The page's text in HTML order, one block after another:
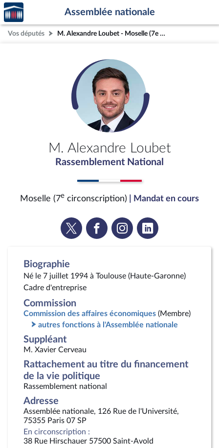
Aller au contenu
Aller en bas de la page
Accèder
à la
page
d'accueil
Assemblée nationale
Vos députés M. Alexandre Loubet - Moselle (7e circonscription)
M. Alexandre Loubet
Rassemblement National
Moselle (7e circonscription) | Mandat en cours
Voir
la
Voir
la
Voir
la
Voir
la
Biographie
Né le 7 juillet 1994 à Toulouse (Haute-Garonne)
Cadre d'entreprise
Commission
Commission des affaires économiques (Membre)
autres fonctions à l'Assemblée nationale
Suppléant
M. Xavier Cerveau
Rattachement au titre du financement
de la vie politique
Rassemblement national
Adresse
Assemblée nationale, 126 Rue de l'Université,
75355 Paris 07 SP
En circonscription :
38 Rue Hirschauer 57500 Saint-Avold